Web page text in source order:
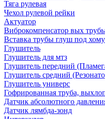
Тяга рулевая
Чехол рулевой рейки
Актуатор
Виброкомпенсатор вых
Вставка трубы глуш под
Глушитель
Глушитель для мтз
Глушитель передний
Глушитель средний
Глушитель универс
Гофрированная труба,
Датчик абсолютного
Датчик лямбда-зонд